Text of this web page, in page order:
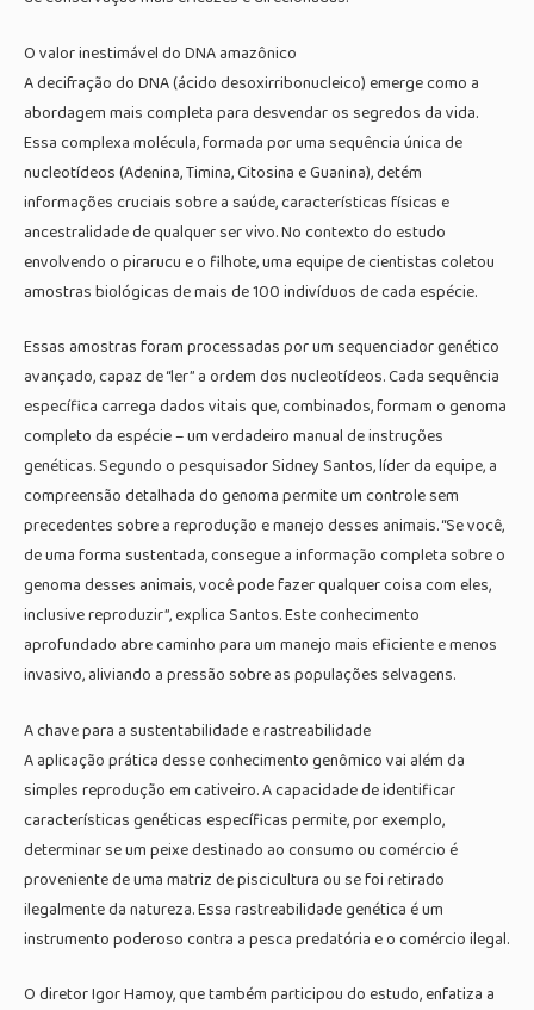
O valor inestimável do DNA amazônico
A decifração do DNA (ácido desoxirribonucleico) emerge como a
abordagem mais completa para desvendar os segredos da vida.
Essa complexa molécula, formada por uma sequência única de
nucleotídeos (Adenina, Timina, Citosina e Guanina), detém
informações cruciais sobre a saúde, características físicas e
ancestralidade de qualquer ser vivo. No contexto do estudo
envolvendo o pirarucu e o filhote, uma equipe de cientistas coletou
amostras biológicas de mais de 100 indivíduos de cada espécie.
Essas amostras foram processadas por um sequenciador genético
avançado, capaz de “ler” a ordem dos nucleotídeos. Cada sequência
específica carrega dados vitais que, combinados, formam o genoma
completo da espécie – um verdadeiro manual de instruções
genéticas. Segundo o pesquisador Sidney Santos, líder da equipe, a
compreensão detalhada do genoma permite um controle sem
precedentes sobre a reprodução e manejo desses animais. “Se você,
de uma forma sustentada, consegue a informação completa sobre o
genoma desses animais, você pode fazer qualquer coisa com eles,
inclusive reproduzir”, explica Santos. Este conhecimento
aprofundado abre caminho para um manejo mais eficiente e menos
invasivo, aliviando a pressão sobre as populações selvagens.
A chave para a sustentabilidade e rastreabilidade
A aplicação prática desse conhecimento genômico vai além da
simples reprodução em cativeiro. A capacidade de identificar
características genéticas específicas permite, por exemplo,
determinar se um peixe destinado ao consumo ou comércio é
proveniente de uma matriz de piscicultura ou se foi retirado
ilegalmente da natureza. Essa rastreabilidade genética é um
instrumento poderoso contra a pesca predatória e o comércio ilegal.
O diretor Igor Hamoy, que também participou do estudo, enfatiza a